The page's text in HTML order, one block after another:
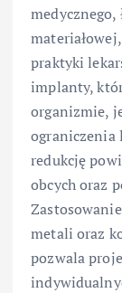
praktyki
implanty,
organizmie,
ograniczenia
redukcję
obcych oraz
metali oraz
pozwala